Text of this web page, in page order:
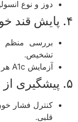
دوز و نوع
بررسی منظم قند
تشخیص.
آزمایش A1c هر ۳-۶ ماه برای ارزیابی کنترل بلندمدت.
کنترل فشار خون
قلبی.